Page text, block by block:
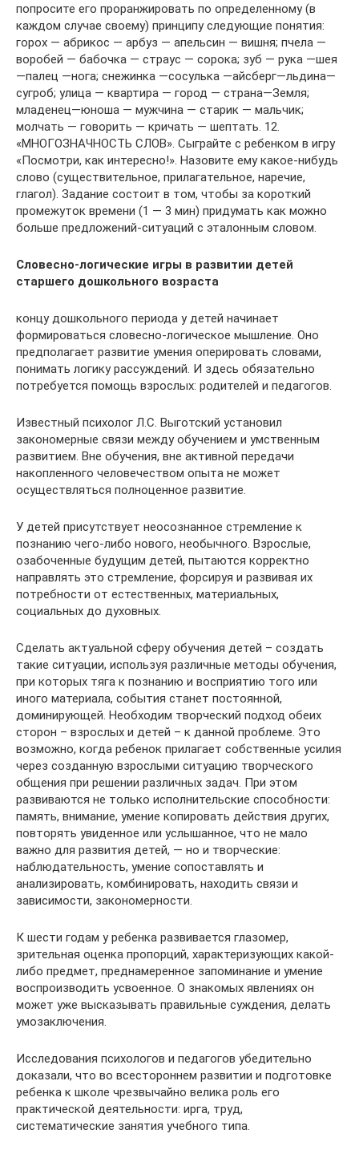
попросите его проранжировать по определенному (в
каждом случае своему) принципу следующие понятия:
горох — абрикос — арбуз — апельсин — вишня; пчела —
воробей — бабочка — страус — сорока; зуб — рука —шея
—палец —нога; снежинка —сосулька —айсберг—льдина—
сугроб; улица — квартира — город — страна—Земля;
младенец—юноша — мужчина — старик — мальчик;
молчать — говорить — кричать — шептать. 12.
«МНОГОЗНАЧНОСТЬ СЛОВ». Сыграйте с ребенком в игру
«Посмотри, как интересно!». Назовите ему какое-нибудь
слово (существительное, прилагательное, наречие,
глагол). Задание состоит в том, чтобы за короткий
промежуток времени (1 — 3 мин) придумать как можно
больше предложений-ситуаций с эталонным словом.
Словесно-логические игры в развитии детей
старшего дошкольного возраста
концу дошкольного периода у детей начинает
формироваться словесно-логическое мышление. Оно
предполагает развитие умения оперировать словами,
понимать логику рассуждений. И здесь обязательно
потребуется помощь взрослых: родителей и педагогов.
Известный психолог Л.С. Выготский установил
закономерные связи между обучением и умственным
развитием. Вне обучения, вне активной передачи
накопленного человечеством опыта не может
осуществляться полноценное развитие.
У детей присутствует неосознанное стремление к
познанию чего-либо нового, необычного. Взрослые,
озабоченные будущим детей, пытаются корректно
направлять это стремление, форсируя и развивая их
потребности от естественных, материальных,
социальных до духовных.
Сделать актуальной сферу обучения детей – создать
такие ситуации, используя различные методы обучения,
при которых тяга к познанию и восприятию того или
иного материала, события станет постоянной,
доминирующей. Необходим творческий подход обеих
сторон – взрослых и детей – к данной проблеме. Это
возможно, когда ребенок прилагает собственные усилия
через созданную взрослыми ситуацию творческого
общения при решении различных задач. При этом
развиваются не только исполнительские способности:
память, внимание, умение копировать действия других,
повторять увиденное или услышанное, что не мало
важно для развития детей, — но и творческие:
наблюдательность, умение сопоставлять и
анализировать, комбинировать, находить связи и
зависимости, закономерности.
К шести годам у ребенка развивается глазомер,
зрительная оценка пропорций, характеризующих какой-
либо предмет, преднамеренное запоминание и умение
воспроизводить усвоенное. О знакомых явлениях он
может уже высказывать правильные суждения, делать
умозаключения.
Исследования психологов и педагогов убедительно
доказали, что во всестороннем развитии и подготовке
ребенка к школе чрезвычайно велика роль его
практической деятельности: ирга, труд,
систематические занятия учебного типа.